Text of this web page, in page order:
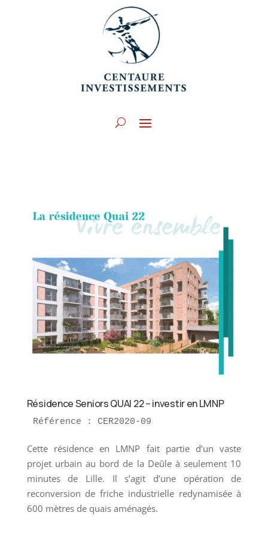
Résidence Seniors QUAI 22 – investir en LMNP
Référence : CER2020-09
Cette résidence en LMNP fait partie d’un vaste
projet urbain au bord de la Deûle à seulement 10
minutes de Lille. Il s’agit d’une opération de
reconversion de friche industrielle redynamisée à
600 mètres de quais aménagés.